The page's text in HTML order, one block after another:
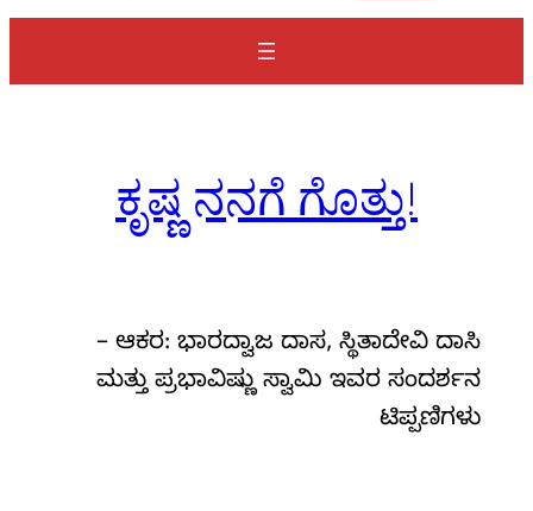
a
c
ಕೃಷ್ಣ ನನಗೆ ಗೊತ್ತು!
– ಆಕರ: ಭಾರದ್ವಾಜ ದಾಸ, ಸ್ಥಿತಾದೇವಿ ದಾಸಿ
ಮತ್ತು ಪ್ರಭಾವಿಷ್ಣು ಸ್ವಾಮಿ ಇವರ ಸಂದರ್ಶನ
ಟಿಪ್ಪಣಿಗಳು